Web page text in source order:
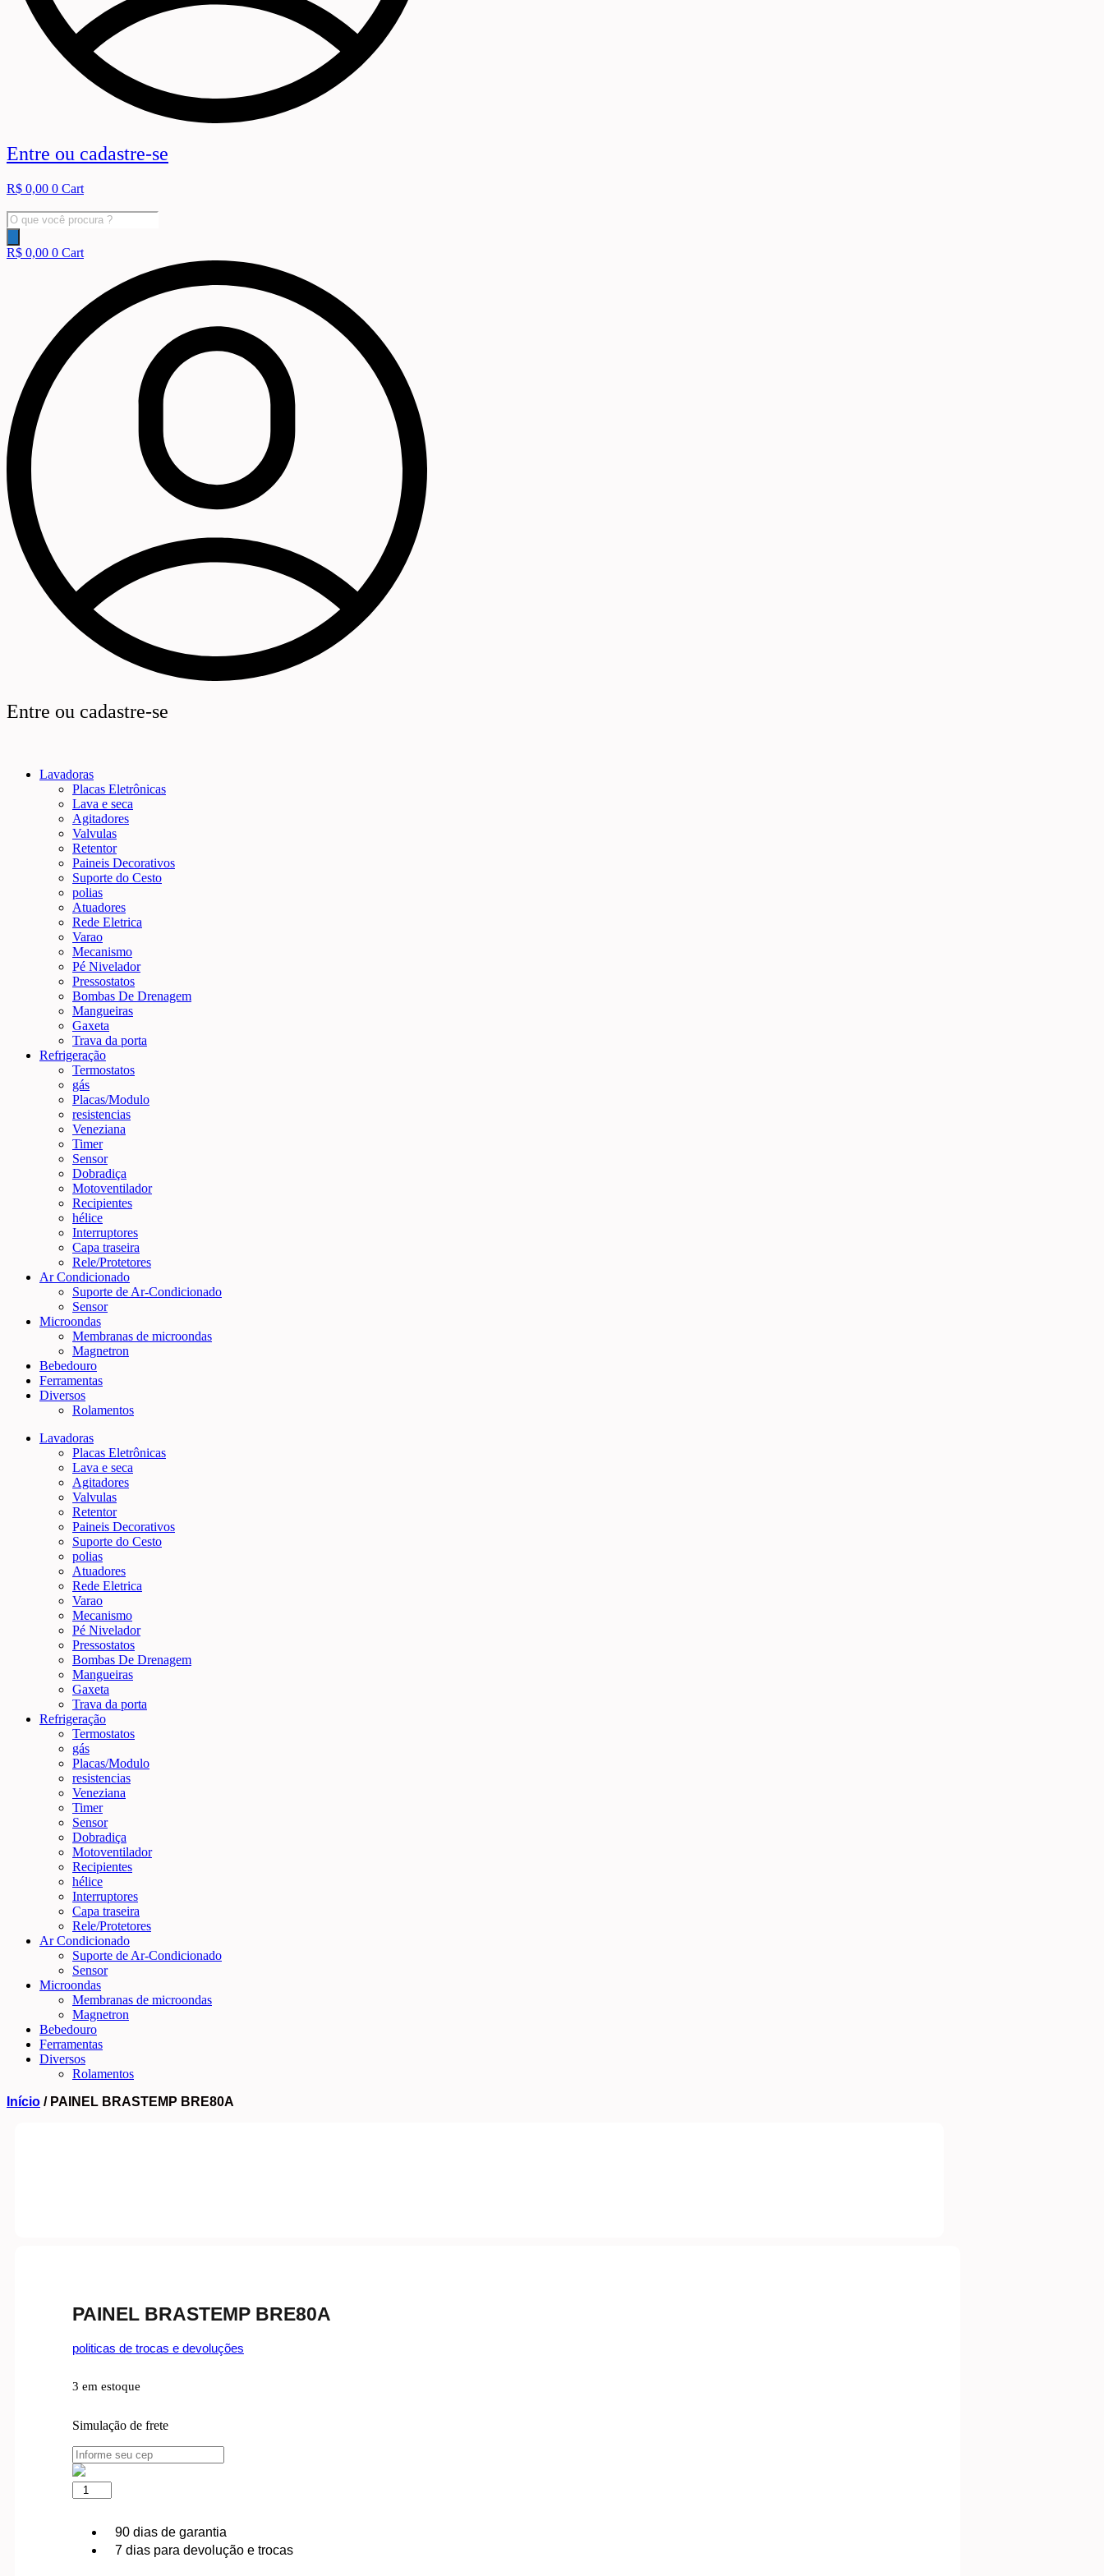
Entre ou cadastre-se
R$ 0,00 0 Cart
Pesquisar
produtos
R$ 0,00 0 Cart
Entre ou cadastre-se
Lavadoras
Placas Eletrônicas
Lava e seca
Agitadores
Valvulas
Retentor
Paineis Decorativos
Suporte do Cesto
polias
Atuadores
Rede Eletrica
Varao
Mecanismo
Pé Nivelador
Pressostatos
Bombas De Drenagem
Mangueiras
Gaxeta
Trava da porta
Refrigeração
Termostatos
gás
Placas/Modulo
resistencias
Veneziana
Timer
Sensor
Dobradiça
Motoventilador
Recipientes
hélice
Interruptores
Capa traseira
Rele/Protetores
Ar Condicionado
Suporte de Ar-Condicionado
Sensor
Microondas
Membranas de microondas
Magnetron
Bebedouro
Ferramentas
Diversos
Rolamentos
Lavadoras
Placas Eletrônicas
Lava e seca
Agitadores
Valvulas
Retentor
Paineis Decorativos
Suporte do Cesto
polias
Atuadores
Rede Eletrica
Varao
Mecanismo
Pé Nivelador
Pressostatos
Bombas De Drenagem
Mangueiras
Gaxeta
Trava da porta
Refrigeração
Termostatos
gás
Placas/Modulo
resistencias
Veneziana
Timer
Sensor
Dobradiça
Motoventilador
Recipientes
hélice
Interruptores
Capa traseira
Rele/Protetores
Ar Condicionado
Suporte de Ar-Condicionado
Sensor
Microondas
Membranas de microondas
Magnetron
Bebedouro
Ferramentas
Diversos
Rolamentos
Início / PAINEL BRASTEMP BRE80A
PAINEL BRASTEMP BRE80A
politicas de trocas e devoluções
3 em estoque
Simulação de frete
PAINEL
BRASTEMP
quantidade90 dias de garantia
7 dias para devolução e trocas